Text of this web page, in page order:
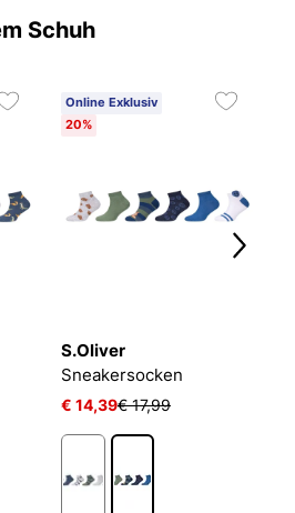
Schuh
Online Exklusiv
20%
S.Oliver
Sneakersocken
€ 14,39€ 17,99